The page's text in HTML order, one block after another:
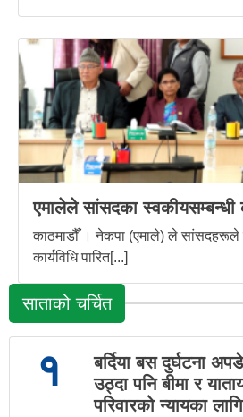
एमालेले सांसदका स्वकीयसम्बन्धी
काठमाडौँ । नेकपा (एमाले) ले सांसदहरूले
कार्यविधि पारित[...]
साताको चर्चित
१
बर्दिया बस दुर्घटना
उठ्दा पनि बीमा र
परिवारको न्यायका